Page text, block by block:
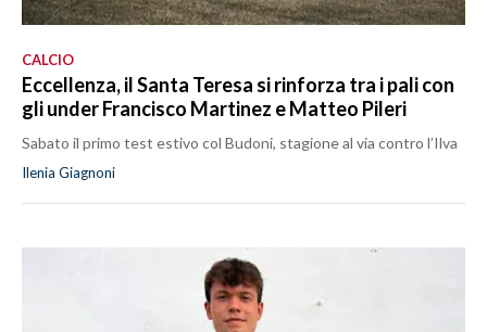
CALCIO
Eccellenza, il Santa Teresa si rinforza tra i pali con
gli under Francisco Martinez e Matteo Pileri
Sabato il primo test estivo col Budoni, stagione al via contro l’Ilva
Ilenia Giagnoni